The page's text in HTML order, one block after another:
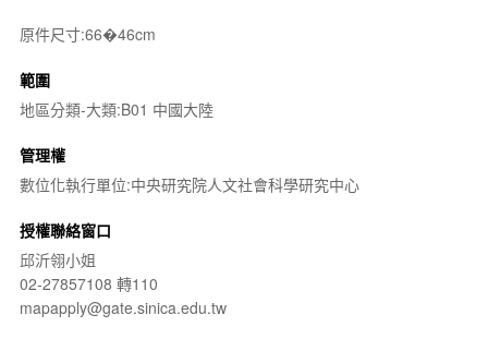
原件尺寸:66�46cm
範圍
地區分類-大類:B01 中國大陸
管理權
數位化執行單位:中央研究院人文社會科學研究中心
授權聯絡窗口
邱沂翎小姐
02-27857108 轉110
mapapply@gate.sinica.edu.tw